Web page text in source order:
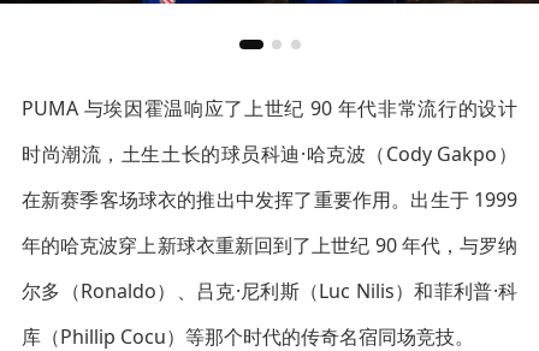
PUMA 与埃因霍温响应了上世纪 90 年代非常流行的设计
时尚潮流，土生土长的球员科迪·哈克波（Cody Gakpo）
在新赛季客场球衣的推出中发挥了重要作用。出生于 1999
年的哈克波穿上新球衣重新回到了上世纪 90 年代，与罗纳
尔多（Ronaldo）、吕克·尼利斯（Luc Nilis）和菲利普·科
库（Phillip Cocu）等那个时代的传奇名宿同场竞技。